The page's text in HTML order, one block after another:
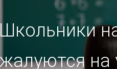
Школьники
на